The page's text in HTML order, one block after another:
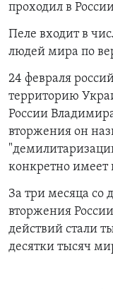
проходил в
Пеле входит в
людей мира по
24 февраля
территорию
России
вторжения он
конкретно имеет
За три месяца со
вторжения
действий стали
десятки тысяч